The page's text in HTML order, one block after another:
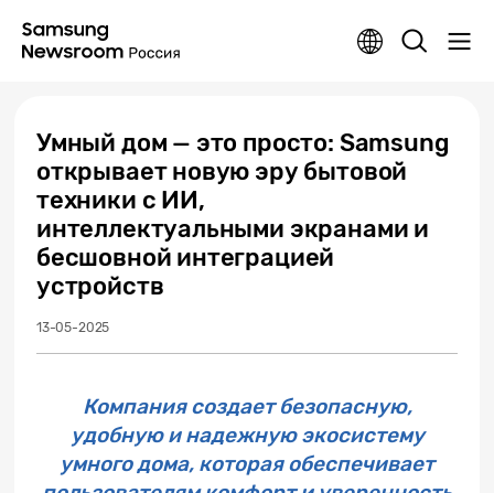
Умный дом — это просто: Samsung
открывает новую эру бытовой
техники с ИИ,
интеллектуальными экранами и
бесшовной интеграцией
устройств
13-05-2025
Компания создает безопасную,
удобную и надежную экосистему
умного дома, которая обеспечивает